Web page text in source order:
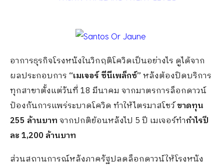
อาการธุรกิจโรงหนังในวิกฤติโควิดเป็นอย่างไร ดูได้จาก
ผลประกอบการ “เมเจอร์ ซีนีเพล็กซ์”หลังต้องปิดบริการ
ทุกสาขาตั้งแต่วันที่ 18 มีนาคม จากมาตรการล็อกดาวน์
ป้องกันการแพร่ระบาดโควิด ทำให้ไตรมาสโชว์ขาดทุน
255 ล้านบาทจากปกติย้อนหลังไป 5 ปี เมเจอร์ทำกำไรปี
ละ 1,200 ล้านบาท
ส่วนสถานการณ์หลังภาครัฐปลดล็อกดาวน์ให้โรงหนัง